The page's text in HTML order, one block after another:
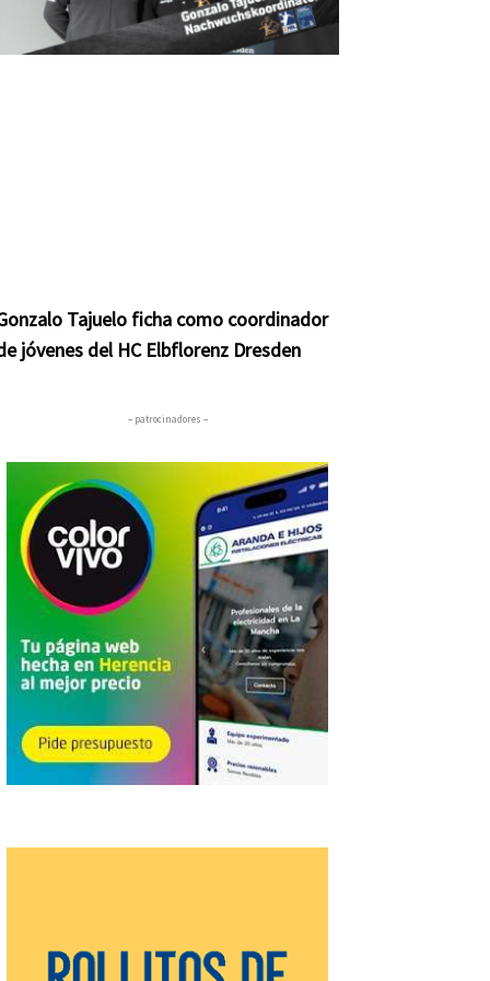
Tajuelo ficha como coordinador
jóvenes del HC Elbflorenz Dresden
– patrocinadores –